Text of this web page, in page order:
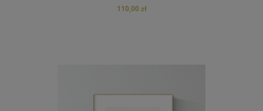
110,00 zł